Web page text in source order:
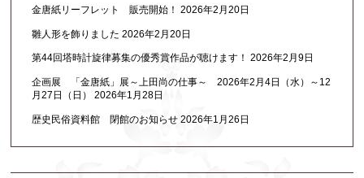
金唐紙リーフレット 販売開始！ 2026年2月20日
雛人形を飾りました 2026年2月20日
第44回塔時計旋律募集の優秀賞作品が聴けます！ 2026年2月9日
企画展 「金唐紙」展～上田尚の仕事～ 2026年2月4日（水）～12
月27日（日）
2026年1月28日
歴史民俗資料館 閉館のお知らせ 2026年1月26日